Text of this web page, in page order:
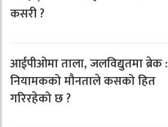
कसरी ?
आईपीओमा ताला, जलविद्युतमा ब्रेक :
नियामकको मौनताले कसको हित
गरिरहेको छ ?